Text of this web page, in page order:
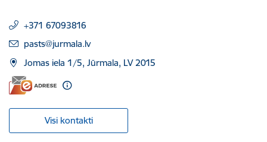
+371 67093816
E-pasts:
pasts@jurmala.lv
Jomas iela 1/5, Jūrmala, LV 2015
Visi kontakti